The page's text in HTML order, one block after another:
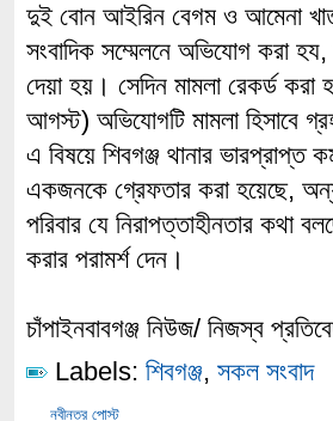
দুই বোন আইরিন বেগম ও আমেনা
সংবাদিক সম্মেলনে অভিযোগ করা
দেয়া হয়। সেদিন মামলা রেকর্ড
আগস্ট) অভিযোগটি মামলা হিসাবে
এ বিষয়ে শিবগঞ্জ থানার ভারপ্রাপ্ত
একজনকে গ্রেফতার করা হয়েছে,
পরিবার যে নিরাপত্তাহীনতার কথা
করার পরামর্শ দেন।
চাঁপাইনবাবগঞ্জ নিউজ/ নিজস্ব
Labels: শিবগঞ্জ, সকল সংবাদ
নবীনতর পোস্ট